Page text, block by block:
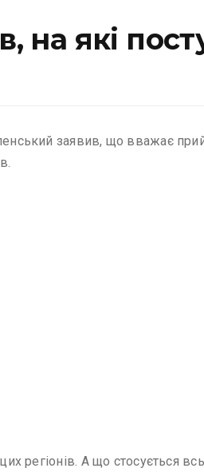
на які
заявив, що вважає
регіонів. А що стосується